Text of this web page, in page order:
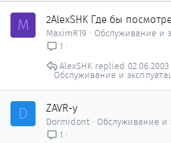
M 2AlexSHK Где бы
MaximR19
Обслуживание и
1
Обслуживание и
02.06.2003
AlexSHK
D ZAVR-у
Dormidont
Обслуживание и
1